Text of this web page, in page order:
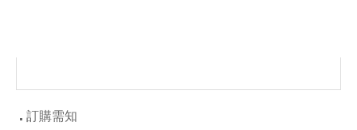
訂購需知